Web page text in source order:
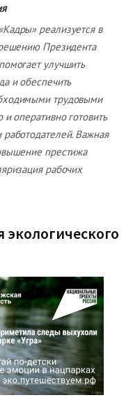
реализуется в
Президента
улучшить
и обеспечить
трудовыми
и оперативно готовить
Важная
престижа
рабочих